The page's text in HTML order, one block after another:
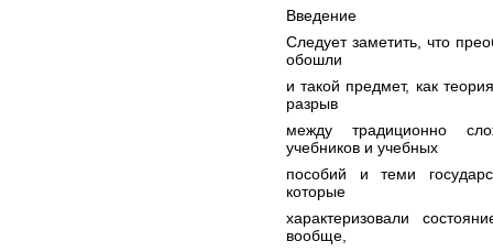
Введение
Следует заметить, что
обошли
и такой предмет, как
разрыв
между традиционно
учебников и учебных
пособий и теми
которые
характеризовали
вообще,